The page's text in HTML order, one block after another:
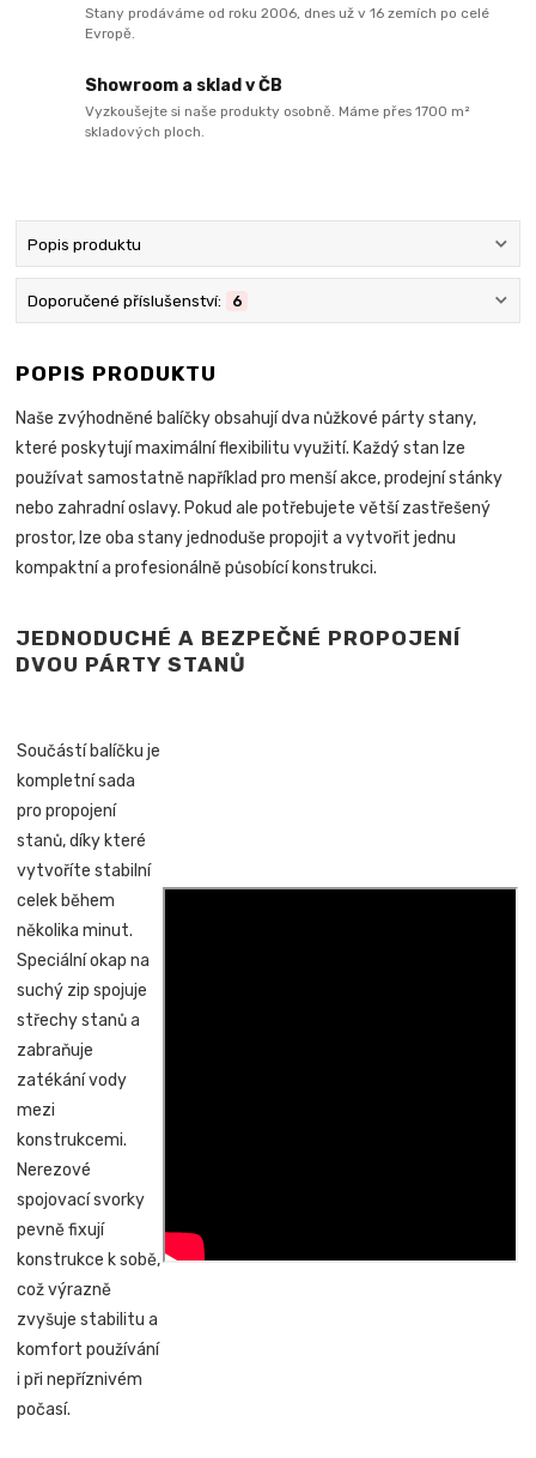
Stany prodáváme od roku 2006, dnes už v 16 zemích po celé
Evropě.
Showroom a sklad v ČB
Vyzkoušejte si naše produkty osobně. Máme přes 1700 m²
skladových ploch.
Popis produktu
Doporučené příslušenství: 6
POPIS PRODUKTU
Naše zvýhodněné balíčky obsahují dva nůžkové párty stany,
které poskytují maximální flexibilitu využití. Každý stan lze
používat samostatně například pro menší akce, prodejní stánky
nebo zahradní oslavy. Pokud ale potřebujete větší zastřešený
prostor, lze oba stany jednoduše propojit a vytvořit jednu
kompaktní a profesionálně působící konstrukci.
JEDNODUCHÉ A BEZPEČNÉ PROPOJENÍ
DVOU PÁRTY STANŮ
Součástí balíčku je
kompletní sada
pro propojení
stanů, díky které
vytvoříte stabilní
celek během
několika minut.
Speciální okap na
suchý zip spojuje
střechy stanů a
zabraňuje
zatékání vody
mezi
konstrukcemi.
Nerezové
spojovací svorky
pevně fixují
konstrukce k sobě,
což výrazně
zvyšuje stabilitu a
komfort používání
i při nepříznivém
počasí.